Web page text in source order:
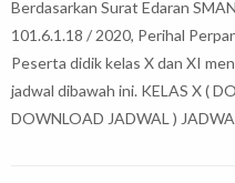
Berdasarkan Surat Edaran
101.6.1.18 / 2020, Perihal
Peserta didik kelas X dan XI
jadwal dibawah ini. KELAS X (
DOWNLOAD JADWAL )